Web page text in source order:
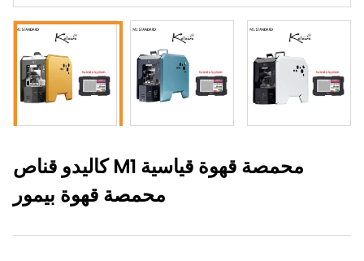
كاليدو قناص M1 محمصة قهوة قياسية
محمصة قهوة بيمور